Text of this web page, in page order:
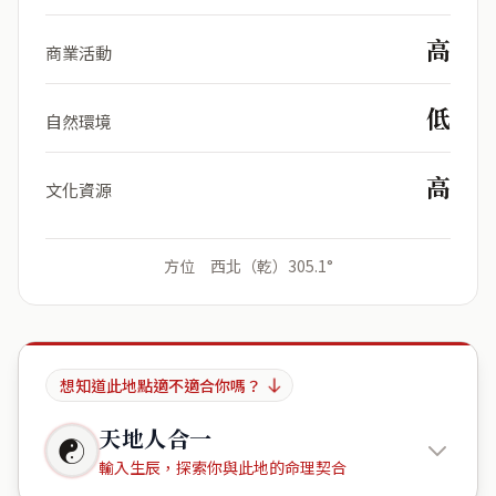
商業活動 高
自然環境 低
文化資源 高
方位 西北（乾）305.1°
想知道此地點適不適合你嗎？
☯ 天地人合一
輸入生辰，探索你與此地的命理契合